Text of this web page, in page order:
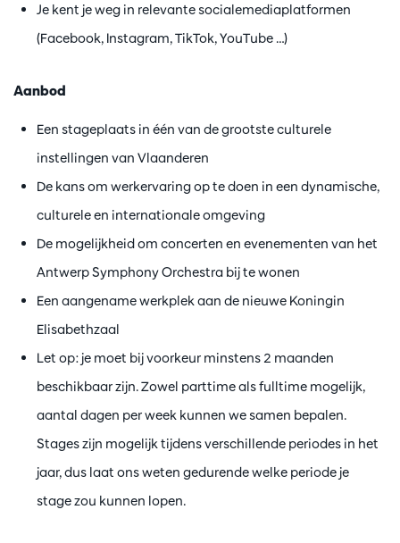
Je kent je weg in relevante socialemediaplatformen
(Facebook, Instagram, TikTok, YouTube …)
Aanbod
Een stageplaats in één van de grootste culturele
instellingen van Vlaanderen
De kans om werkervaring op te doen in een dynamische,
culturele en internationale omgeving
De mogelijkheid om concerten en evenementen van het
Antwerp Symphony Orchestra bij te wonen
Een aangename werkplek aan de nieuwe Koningin
Elisabethzaal
Let op: je moet bij voorkeur minstens 2 maanden
beschikbaar zijn. Zowel parttime als fulltime mogelijk,
aantal dagen per week kunnen we samen bepalen.
Stages zijn mogelijk tijdens verschillende periodes in het
jaar, dus laat ons weten gedurende welke periode je
stage zou kunnen lopen.